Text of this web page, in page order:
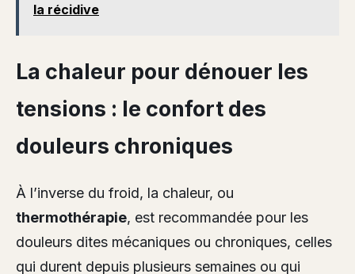
la récidive
La chaleur pour dénouer les
tensions : le confort des
douleurs chroniques
À l’inverse du froid, la chaleur, ou
thermothérapie, est recommandée pour les
douleurs dites mécaniques ou chroniques, celles
qui durent depuis plusieurs semaines ou qui